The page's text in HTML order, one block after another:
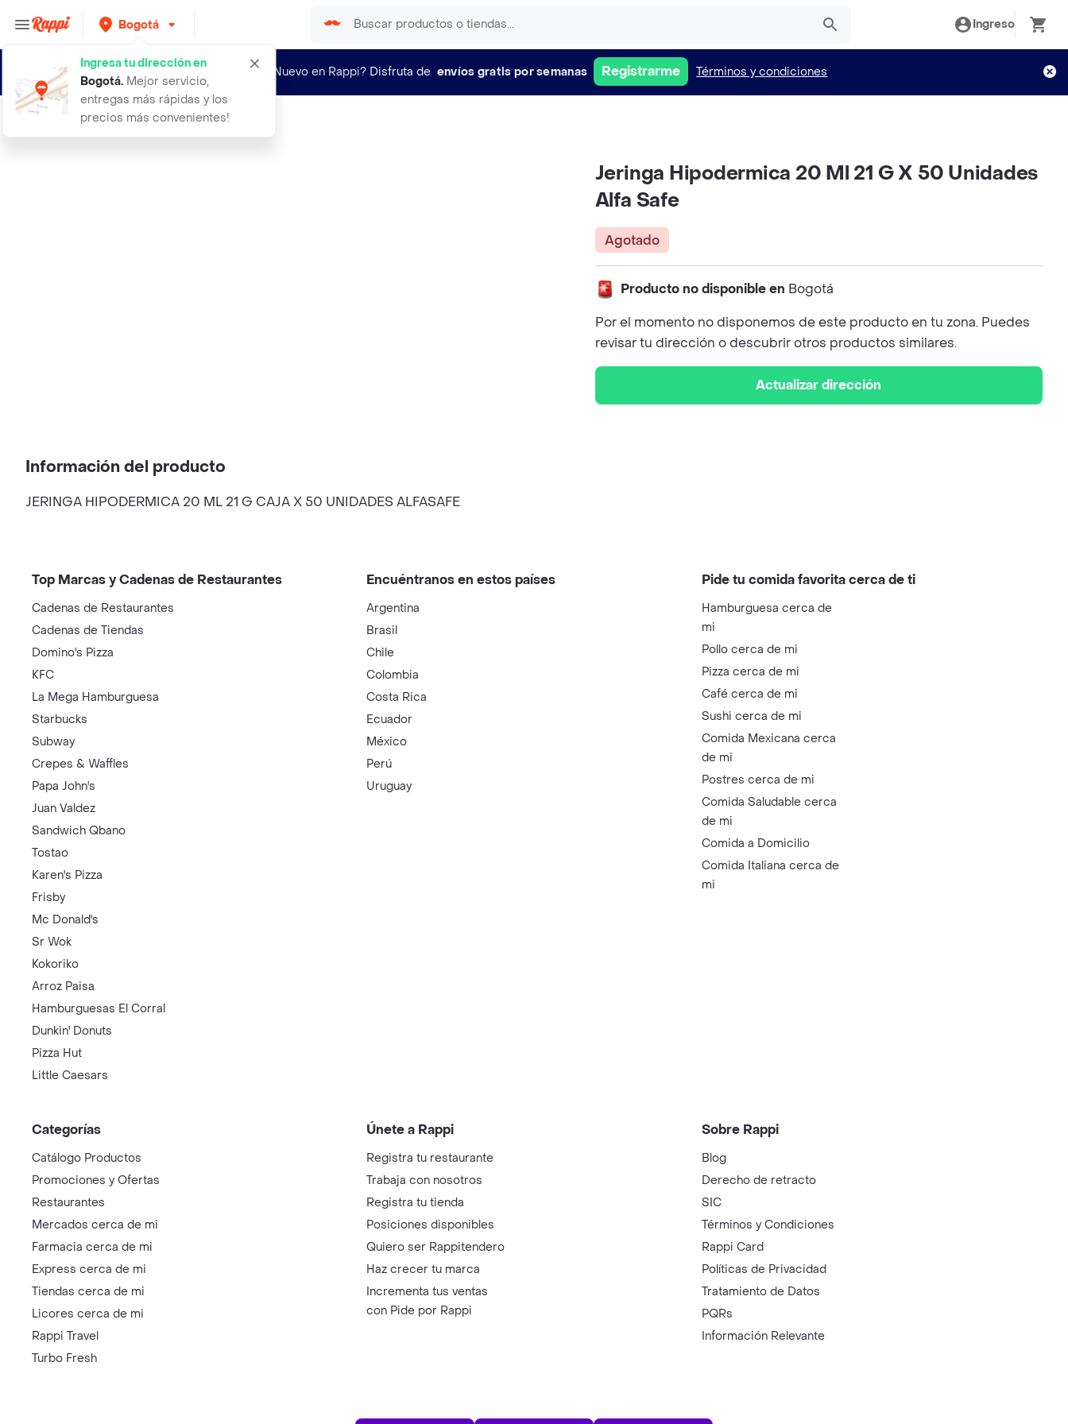
Bogotá
Ingresa tu dirección en
Bogotá. Mejor servicio,
entregas más rápidas y los
precios más convenientes!
Ingreso
¿Nuevo en Rappi? Disfruta de envíos gratis por semanas Registrarme Términos y condiciones
jeringa hipodermica 20 ml 21 g x 50
Jeringa Hipodermica 20 Ml 21 G X 50 Unidades
Alfa Safe
Agotado
Producto no disponible en Bogotá
Por el momento no disponemos de este producto en tu zona. Puedes
revisar tu dirección o descubrir otros productos similares.
Actualizar dirección
Información del producto
JERINGA HIPODERMICA 20 ML 21 G CAJA X 50 UNIDADES ALFASAFE
Top Marcas y Cadenas de Restaurantes
Cadenas de Restaurantes
Cadenas de Tiendas
Domino's Pizza
KFC
La Mega Hamburguesa
Starbucks
Subway
Crepes & Waffles
Papa John's
Juan Valdez
Sandwich Qbano
Tostao
Karen's Pizza
Frisby
Mc Donald's
Sr Wok
Kokoriko
Arroz Paisa
Hamburguesas El Corral
Dunkin' Donuts
Pizza Hut
Little Caesars
Encuéntranos en estos países
Argentina
Brasil
Chile
Colombia
Costa Rica
Ecuador
México
Perú
Uruguay
Pide tu comida favorita cerca de ti
Hamburguesa cerca de
mi
Pollo cerca de mi
Pizza cerca de mi
Café cerca de mi
Sushi cerca de mi
Comida Mexicana cerca
de mi
Postres cerca de mi
Comida Saludable cerca
de mi
Comida a Domicilio
Comida Italiana cerca de
mi
Categorías
Catálogo Productos
Promociones y Ofertas
Restaurantes
Mercados cerca de mi
Farmacia cerca de mi
Express cerca de mi
Tiendas cerca de mi
Licores cerca de mi
Rappi Travel
Turbo Fresh
Únete a Rappi
Registra tu restaurante
Trabaja con nosotros
Registra tu tienda
Posiciones disponibles
Quiero ser Rappitendero
Haz crecer tu marca
Incrementa tus ventas
con Pide por Rappi
Sobre Rappi
Blog
Derecho de retracto
SIC
Términos y Condiciones
Rappi Card
Políticas de Privacidad
Tratamiento de Datos
PQRs
Información Relevante